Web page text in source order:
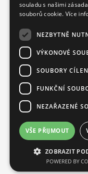
souladu s našimi
souborů cookie. Více
NEZBYTNĚ
VÝKONOVÉ
SOUBORY
FUNKČNÍ
NEZAŘAZENÉ
VŠE PŘIJMOUT
ZOBRAZIT
POWERED BY